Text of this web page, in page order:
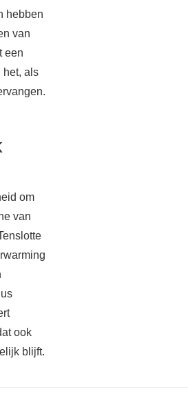
hebben
van
een
het, als
om
van
ook
blijft.